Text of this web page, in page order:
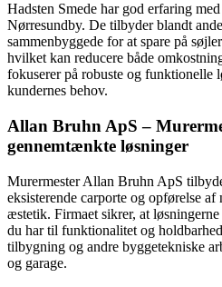
Hadsten Smede har god erfaring
Nørresundby. De tilbyder blandt
sammenbyggede for at spare på
hvilket kan reducere både
fokuserer på robuste og funktionelle
kundernes behov.
Allan Bruhn ApS –
gennemtænkte løsninger
Murermester Allan Bruhn ApS
eksisterende carporte og opførelse
æstetik. Firmaet sikrer, at
du har til funktionalitet og
tilbygning og andre byggetekniske
og garage.